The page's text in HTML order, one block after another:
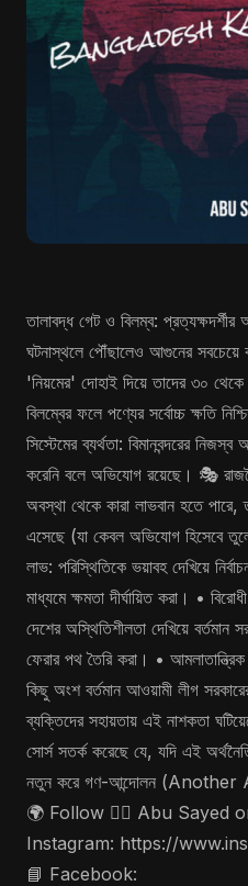
তালাবদ্ধ গেট ও বিলম্ব:
ঘটনাস্থলে পৌঁছালেও আগুনের সবচেয়ে
'নিয়মের' দোহাই দিয়ে তাদের ৩০
বিলম্বের ফলে পণ্যের সর্বোচ্চ ক্ষতি
সিস্টেমের ব্যর্থতা: বিমানবন্দরের
করেনি বলে অভিযোগ রয়েছে। 🎭
অবস্থা থেকে কারা লাভবান হতে পারে,
এসেছে (যা কেবল অভিযোগ হিসেবে
লাভ: পরিস্থিতিকে ভয়াবহ দেখিয়ে
মাধ্যমে ক্ষমতা দীর্ঘায়িত করা। •
দেশের অস্থিতিশীলতা দেখিয়ে বর্তমান
ফেরার পথ তৈরি করা। •
কিছু অংশ বর্তমান আওয়ামী লীগ
ব্যক্তিদের সহায়তায় এই নাশকতা
সোর্স সতর্ক করেছে যে, যদি এই
নতুন করে গণ-আন্দোলন (Another
🌍 Follow 🤵‍♂️ Abu Sayed
Instagram: https://
📘 Facebook: